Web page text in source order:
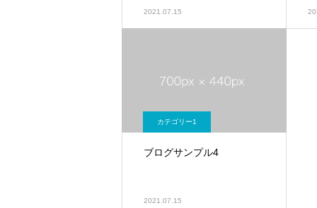
2021.07.15
カテゴリー1
ブログサンプル4
2021.07.15